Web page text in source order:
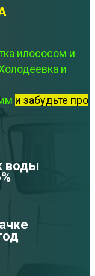
илососом и
и
и забудьте про
воды